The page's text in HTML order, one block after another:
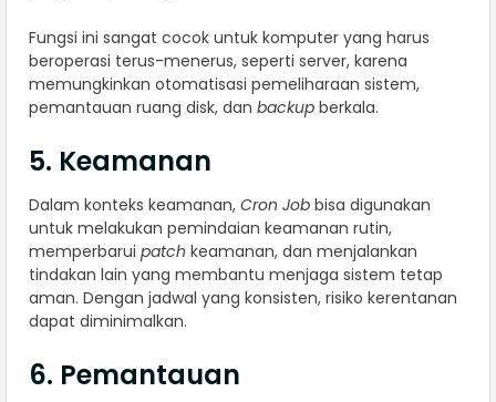
Fungsi ini sangat cocok untuk komputer yang harus
beroperasi terus-menerus, seperti server, karena
memungkinkan otomatisasi pemeliharaan sistem,
pemantauan ruang disk, dan backup berkala.
5. Keamanan
Dalam konteks keamanan, Cron Job bisa digunakan
untuk melakukan pemindaian keamanan rutin,
memperbarui patch keamanan, dan menjalankan
tindakan lain yang membantu menjaga sistem tetap
aman. Dengan jadwal yang konsisten, risiko kerentanan
dapat diminimalkan.
6. Pemantauan